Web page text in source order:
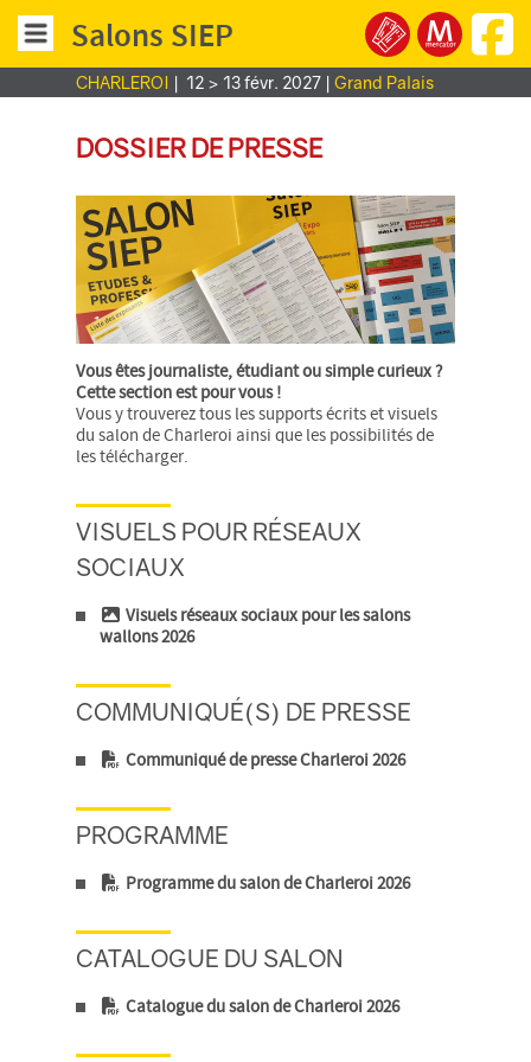
Salons SIEP
CHARLEROI | 12 > 13 févr. 2027 | Grand Palais
DOSSIER DE PRESSE
Vous êtes journaliste, étudiant ou simple curieux ?
Cette section est pour vous !
Vous y trouverez tous les supports écrits et visuels
du salon de Charleroi ainsi que les possibilités de
les télécharger.
VISUELS POUR RÉSEAUX
SOCIAUX
Visuels réseaux sociaux pour les salons
wallons 2026
COMMUNIQUÉ(S) DE PRESSE
Communiqué de presse Charleroi 2026
PROGRAMME
Programme du salon de Charleroi 2026
CATALOGUE DU SALON
Catalogue du salon de Charleroi 2026